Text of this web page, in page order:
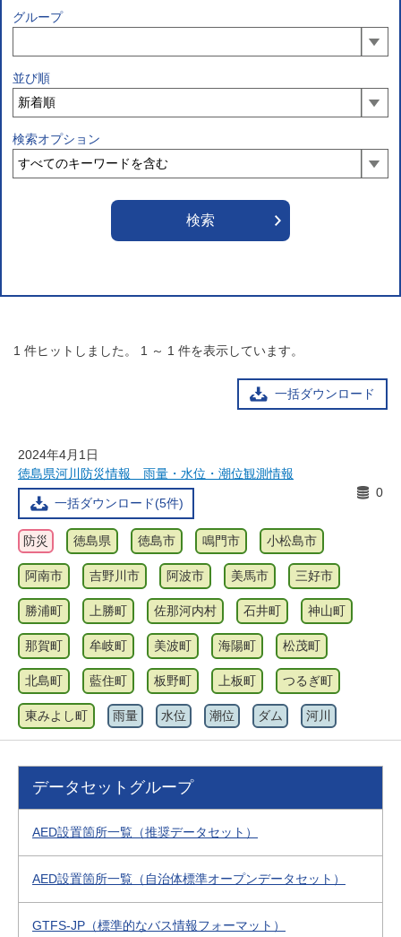
グループ
並び順
検索オプション
1 件ヒットしました。 1 ～ 1 件を表示しています。
一括ダウンロード
2024年4月1日
徳島県河川防災情報 雨量・水位・潮位観測情報
一括ダウンロード(5件)
0
防災 徳島県 徳島市 鳴門市 小松島市
阿南市 吉野川市 阿波市 美馬市 三好市
勝浦町 上勝町 佐那河内村 石井町 神山町
那賀町 牟岐町 美波町 海陽町 松茂町
北島町 藍住町 板野町 上板町 つるぎ町
東みよし町 雨量 水位 潮位 ダム 河川
データセットグループ
AED設置箇所一覧（推奨データセット）
AED設置箇所一覧（自治体標準オープンデータセット）
GTFS-JP（標準的なバス情報フォーマット）